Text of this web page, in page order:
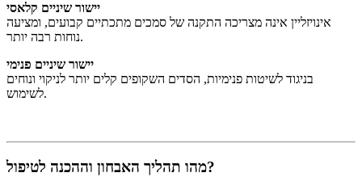
יישור שיניים קלאסי
אינויזליין אינה מצריכה התקנה של סמכים מתכתיים קבועים, ומציעה
נוחות רבה יותר.
יישור שיניים פנימי
בניגוד לשיטות פנימיות, הסדים השקופים קלים יותר לניקוי ונוחים
לשימוש.
מהו תהליך האבחון וההכנה לטיפול?